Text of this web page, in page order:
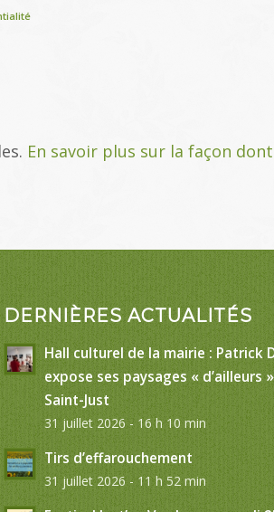
En savoir plus sur la façon dont
DERNIÈRES ACTUALITÉS
Hall culturel de la mairie : Patrick
expose ses paysages « d’ailleurs
Saint-Just
31 juillet 2026 - 16 h 10 min
Tirs d’effarouchement
31 juillet 2026 - 11 h 52 min